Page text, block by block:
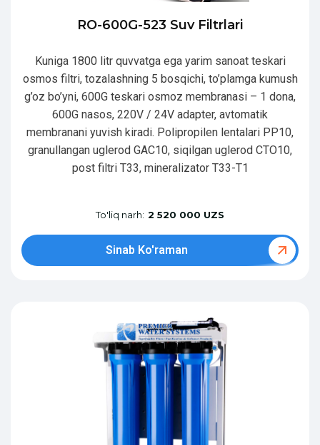
RO-600G-523 Suv Filtrlari
Kuniga 1800 litr quvvatga ega yarim sanoat teskari
osmos filtri, tozalashning 5 bosqichi, to’plamga kumush
g’oz bo’yni, 600G teskari osmoz membranasi – 1 dona,
600G nasos, 220V / 24V adapter, avtomatik
membranani yuvish kiradi. Polipropilen lentalari PP10,
granullangan uglerod GAC10, siqilgan uglerod CTO10,
post filtri T33, mineralizator T33-T1
To'liq narh: 2 520 000 UZS
Sinab Ko'raman